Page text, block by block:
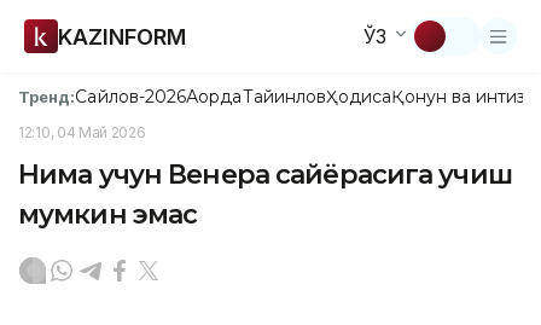
KAZINFORM ЎЗ
Тренд:Сайлов-2026АқордаТайинловҲодисаҚонун ва
12:10, 04 Май 2026
Нима учун Венера сайёрасига учиш
мумкин эмас